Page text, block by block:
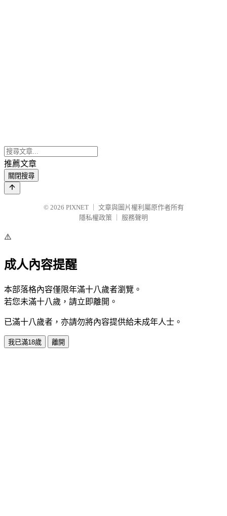
推薦文章
關閉搜尋
© 2026 PIXNET
文章與圖片權利屬原作者所有
隱私權政策
服務聲明
⚠️
成人內容提醒
本部落格內容僅限年滿十八歲者瀏覽。
若您未滿十八歲，請立即離開。
已滿十八歲者，亦請勿將內容提供給未成年人士。
我已滿18歲 離開